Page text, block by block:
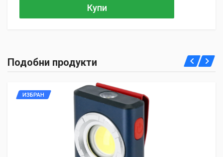
Купи
Подобни продукти
ИЗБРАН